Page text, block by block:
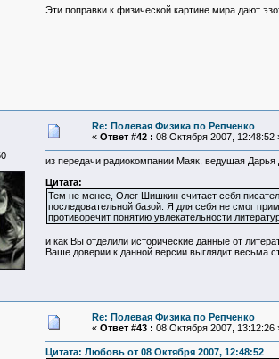
Эти поправки к физической картине мира дают
Re: Полевая Физика по Репченко
« Ответ #42 : 08 Октября 2007, 12:48:52
из передачи радиокомпании Маяк, ведущая Дарья
Цитата:
Тем не менее, Олег Шишкин считает себя
последовательной базой. Я для себя не смог
противоречит понятию увлекательности
и как Вы отделили исторические данные от
Ваше доверии к данной версии выглядит весьма
Re: Полевая Физика по Репченко
« Ответ #43 : 08 Октября 2007, 13:12:26
Цитата: Любовь от 08 Октября 2007, 12:48:52